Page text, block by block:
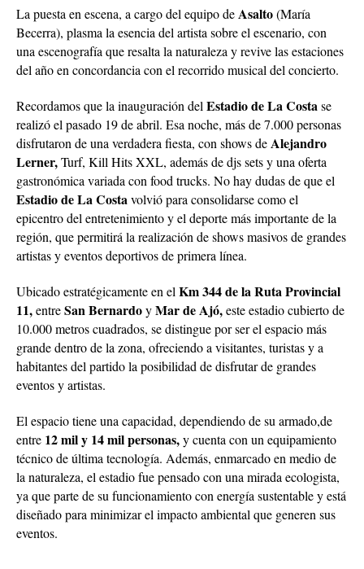
La puesta en escena, a cargo del equipo deAsalto(María
Becerra), plasma la esencia del artista sobre el escenario, con
una escenografía que resalta la naturaleza y revive las estaciones
del año en concordancia con el recorrido musical del concierto.
Recordamos que la inauguración del Estadio de La Costase
realizó el pasado 19 de abril. Esa noche, más de 7.000 personas
disfrutaron de una verdadera fiesta, con shows deAlejandro
Lerner,Turf, Kill Hits XXL, además de djs sets y una oferta
gastronómica variada con food trucks. No hay dudas de que el
Estadio de La Costavolvió para consolidarse como el
epicentro del entretenimiento y el deporte más importante de la
región, que permitirá la realización de shows masivos de grandes
artistas y eventos deportivos de primera línea.
Ubicado estratégicamente en el Km 344 de la Ruta Provincial
11,entreSan BernardoyMar de Ajó,este estadio cubierto de
10.000 metros cuadrados, se distingue por ser el espacio más
grande dentro de la zona, ofreciendo a visitantes, turistas y a
habitantes del partido la posibilidad de disfrutar de grandes
eventos y artistas.
El espacio tiene una capacidad, dependiendo de su armado,de
entre 12 mil y 14 mil personas,y cuenta con un equipamiento
técnico de última tecnología. Además, enmarcado en medio de
la naturaleza, el estadio fue pensado con una mirada ecologista,
ya que parte de su funcionamiento con energía sustentable y está
diseñado para minimizar el impacto ambiental que generen sus
eventos.